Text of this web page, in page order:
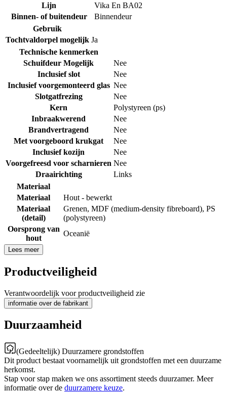
Lijn
Vika En BA02
Binnen- of buitendeur
Binnendeur
Gebruik
Tochtvaldorpel mogelijk Ja
Technische kenmerken
Schuifdeur Mogelijk
Nee
Inclusief slot
Nee
Inclusief voorgemonteerd glas Nee
Slotgatfrezing
Nee
Kern
Polystyreen (ps)
Inbraakwerend
Nee
Brandvertragend
Nee
Met voorgeboord krukgat
Nee
Inclusief kozijn
Nee
Voorgefreesd voor scharnieren Nee
Draairichting
Links
Materiaal
Materiaal
Hout - bewerkt
Materiaal
(detail)
Grenen, MDF (medium-density fibreboard), PS
(polystyreen)
Oorsprong van
hout
Oceanië
Lees meer
Productveiligheid
Verantwoordelijk voor productveiligheid zie
informatie over de fabrikant
Duurzaamheid
(Gedeeltelijk) Duurzamere grondstoffen
Dit product bestaat voornamelijk uit grondstoffen met een duurzame
herkomst.
Stap voor stap maken we ons assortiment steeds duurzamer. Meer
informatie over de duurzamere keuze.